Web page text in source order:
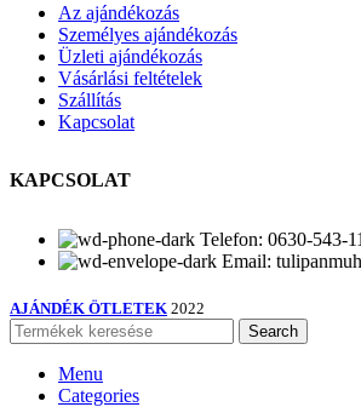
Az ajándékozás
Személyes ajándékozás
Üzleti ajándékozás
Vásárlási feltételek
Szállítás
Kapcsolat
KAPCSOLAT
Telefon: 0630-543-
Email:
AJÁNDÉK ÖTLETEK 2022
Search
Menu
Categories